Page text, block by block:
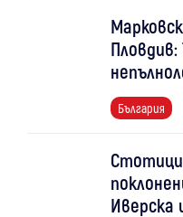
България
Стотици
Иверска